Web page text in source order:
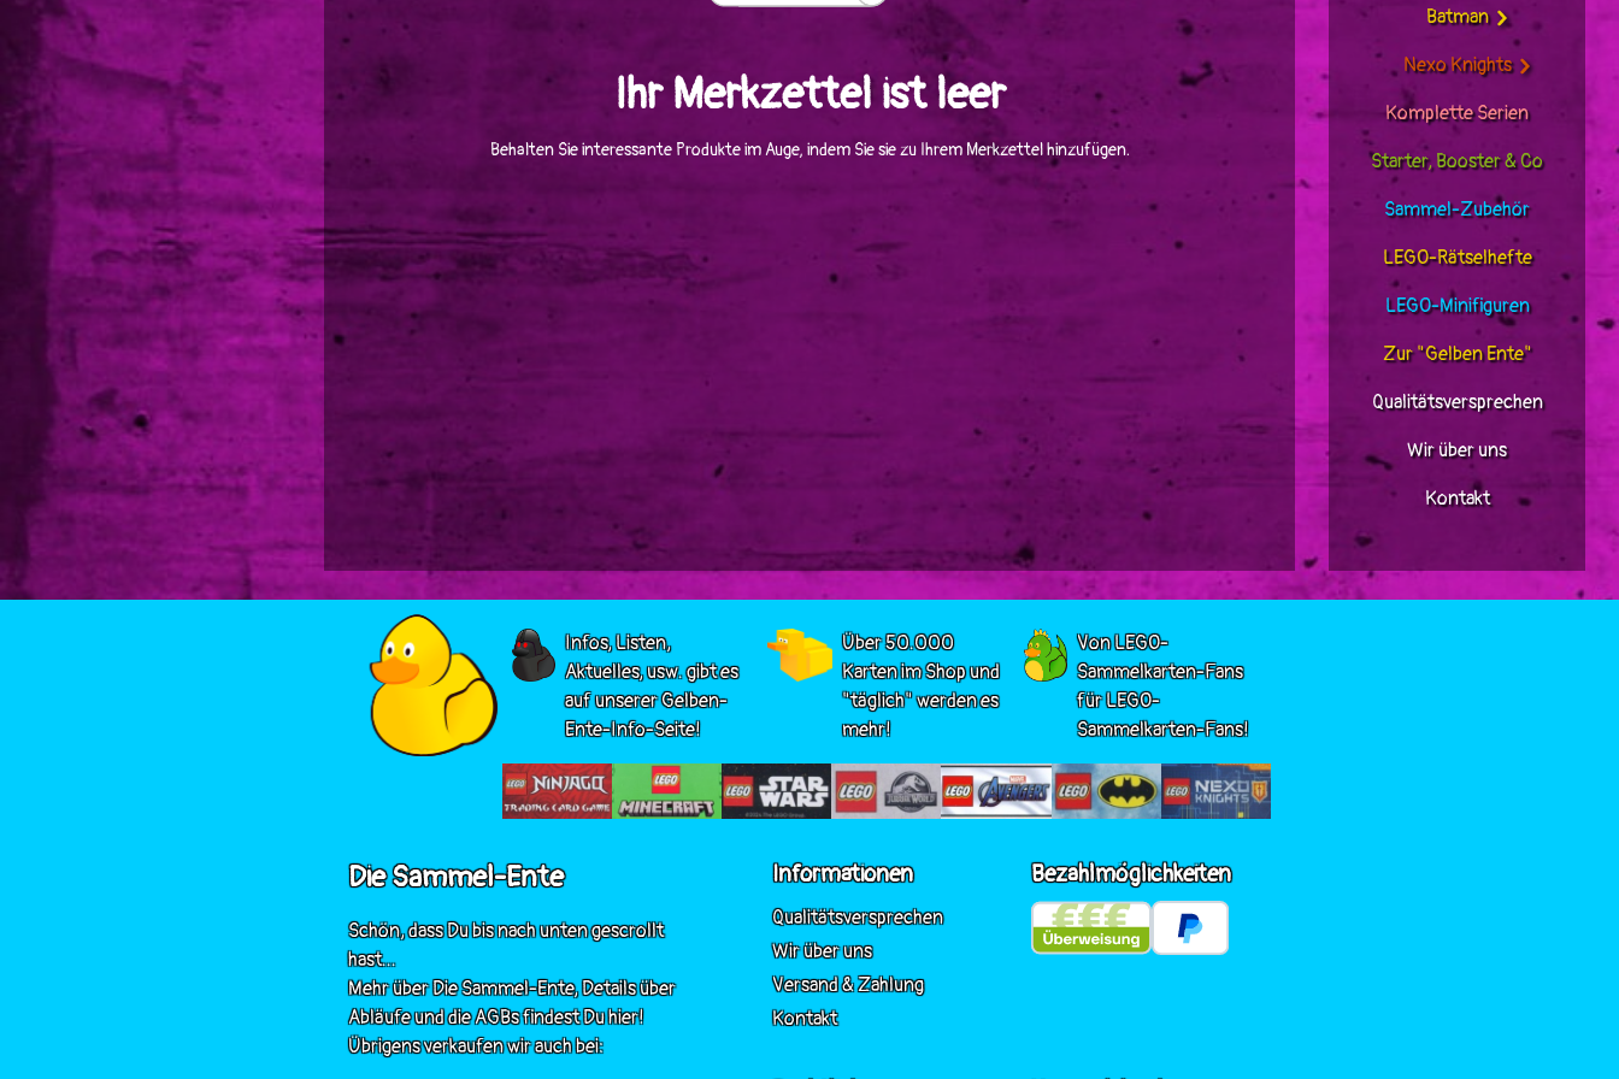
Batman
Nexo Knights
Komplette Serien
Starter, Booster & Co
Sammel-Zubehör
LEGO-Rätselhefte
LEGO-Minifiguren
Zur "Gelben Ente"
Qualitätsversprechen
Wir über uns
Kontakt
Ihr Merkzettel ist leer
Behalten Sie interessante Produkte im Auge, indem Sie sie zu Ihrem Merkzettel hinzufügen.
Infos, Listen,
Aktuelles, usw. gibt es
auf unserer Gelben-
Ente-Info-Seite!
Über 50.000
Karten im Shop und
"täglich" werden es
mehr!
Von LEGO-
Sammelkarten-Fans
für LEGO-
Sammelkarten-Fans!
Die Sammel-Ente
Schön, dass Du bis nach unten gescrollt
hast...
Mehr über Die Sammel-Ente, Details über
Abläufe und die AGBs findest Du hier!
Übrigens verkaufen wir auch bei:
Informationen
Qualitätsversprechen
Wir über uns
Versand & Zahlung
Kontakt
Bezahlmöglichkeiten